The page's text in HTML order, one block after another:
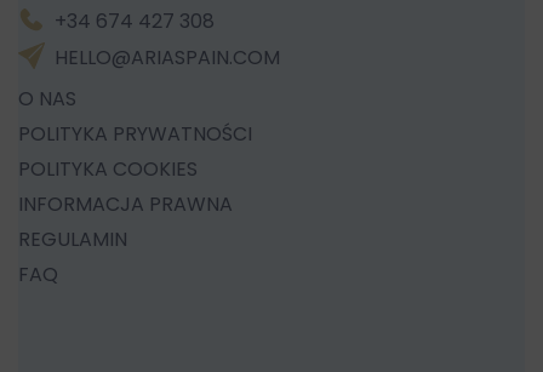
+34 674 427 308
HELLO@ARIASPAIN.COM
O NAS
POLITYKA PRYWATNOŚCI
POLITYKA COOKIES
INFORMACJA PRAWNA
REGULAMIN
FAQ